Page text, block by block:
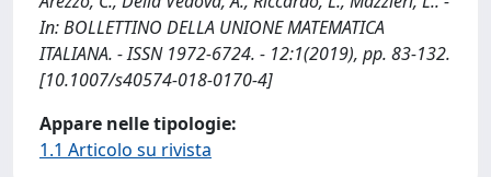
In: BOLLETTINO DELLA UNIONE MATEMATICA
ITALIANA. - ISSN 1972-6724. - 12:1(2019), pp. 83-132.
[10.1007/s40574-018-0170-4]
Appare nelle tipologie:
1.1 Articolo su rivista